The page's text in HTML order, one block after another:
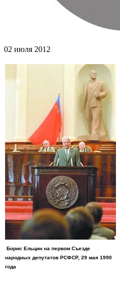
02 июля 2012
Борис Ельцин на первом Съезде
народных депутатов РСФСР, 29 мая 1990
года